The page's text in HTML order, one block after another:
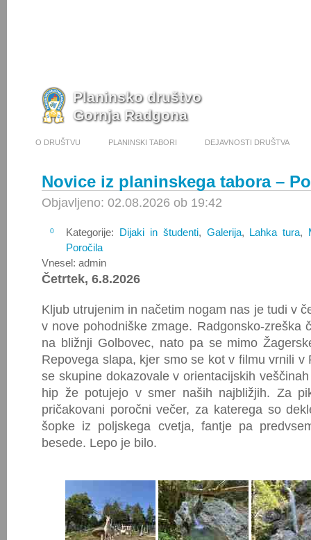
Planinsko društvo
Gornja Radgona
O DRUŠTVU PLANINSKI TABORI DEJAVNOSTI DRUŠTVA
Novice iz planinskega tabora –
Objavljeno: 02.08.2026 ob 19:42
0 Kategorije: Dijaki in študenti, Galerija, Lahka tura,
Poročila
Vnesel: admin
Četrtek, 6.8.2026
Kljub utrujenim in načetim nogam nas je tudi v
v nove pohodniške zmage. Radgonsko-zreška
na bližnji Golbovec, nato pa se mimo
Repovega slapa, kjer smo se kot v filmu vrnili v
se skupine dokazovale v orientacijskih
hip že potujejo v smer naših najbližjih. Za
pričakovani poročni večer, za katerega so
šopke iz poljskega cvetja, fantje pa
besede. Lepo je bilo.